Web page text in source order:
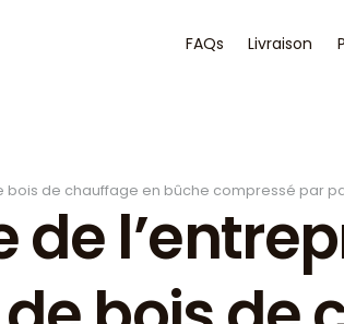
FAQs Livraison
bois de chauffage en bûche compressé par